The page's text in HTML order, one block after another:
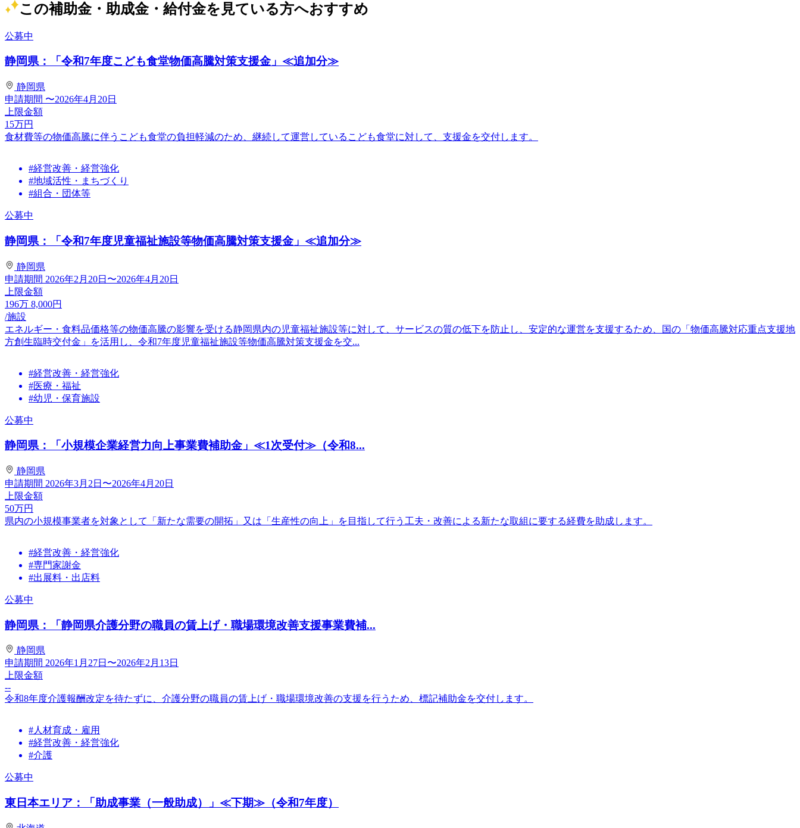
この補助金・助成金・給付金を見ている方へおすすめ
公募中
静岡県：「令和7年度こども食堂物価高騰対策支援金」≪追加分≫
静岡県
申請期間 〜2026年4月20日
上限金額
15万円
食材費等の物価高騰に伴うこども食堂の負担軽減のため、継続して運営しているこども食堂に対して、支援金を交付します。
#経営改善・経営強化
#地域活性・まちづくり
#組合・団体等
公募中
静岡県：「令和7年度児童福祉施設等物価高騰対策支援金」≪追加分≫
静岡県
申請期間 2026年2月20日〜2026年4月20日
上限金額
196万 8,000円
/施設
エネルギー・食料品価格等の物価高騰の影響を受ける静岡県内の児童福祉施設等に対して、サービスの質の低下を防止し、安定的な運営を支援するため、国の「物価高騰対応重点支援地
方創生臨時交付金」を活用し、令和7年度児童福祉施設等物価高騰対策支援金を交...
#経営改善・経営強化
#医療・福祉
#幼児・保育施設
公募中
静岡県：「小規模企業経営力向上事業費補助金」≪1次受付≫（令和8...
静岡県
申請期間 2026年3月2日〜2026年4月20日
上限金額
50万円
県内の小規模事業者を対象として「新たな需要の開拓」又は「生産性の向上」を目指して行う工夫・改善による新たな取組に要する経費を助成します。
#経営改善・経営強化
#専門家謝金
#出展料・出店料
公募中
静岡県：「静岡県介護分野の職員の賃上げ・職場環境改善支援事業費補...
静岡県
申請期間 2026年1月27日〜2026年2月13日
上限金額
--
令和8年度介護報酬改定を待たずに、介護分野の職員の賃上げ・職場環境改善の支援を行うため、標記補助金を交付します。
#人材育成・雇用
#経営改善・経営強化
#介護
公募中
東日本エリア：「助成事業（一般助成）」≪下期≫（令和7年度）